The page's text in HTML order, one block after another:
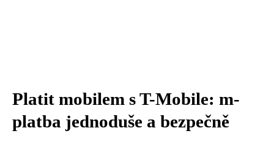
Platit mobilem s T-Mobile: m-
platba jednoduše a bezpečně